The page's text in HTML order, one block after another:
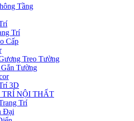
Tầng
Trí
Cấp
Treo Tường
Tường
3D
TRÍ NỘI THẤT
Trí
Đại